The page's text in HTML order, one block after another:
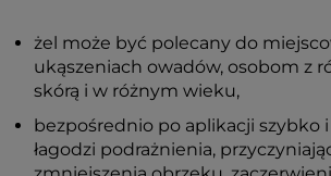
żel może być polecany do
ukąszeniach owadów, osobom z
skórą i w różnym wieku,
bezpośrednio po aplikacji szybko
łagodzi podrażnienia,